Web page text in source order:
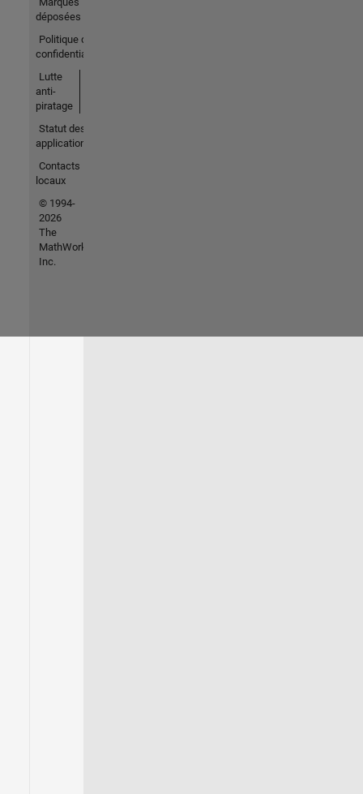
déposées
Politique de
confidentialité
Lutte
anti-
piratage
Statut des
applications
Contacts
locaux
© 1994-
2026
The
MathWorks,
Inc.